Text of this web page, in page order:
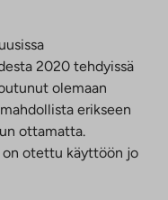
2020 tehdyissä
olemaan
erikseen
ottamatta.
on otettu käyttöön jo